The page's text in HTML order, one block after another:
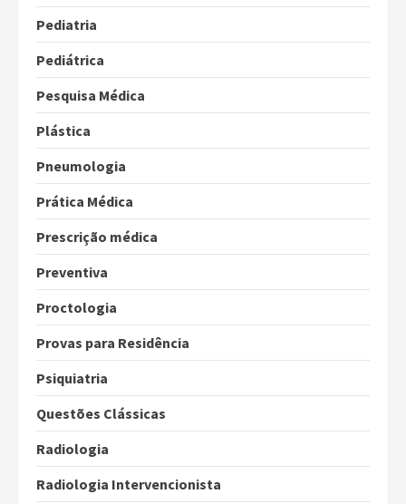
Pediatria
Pediátrica
Pesquisa Médica
Plástica
Pneumologia
Prática Médica
Prescrição médica
Preventiva
Proctologia
Provas para Residência
Psiquiatria
Questões Clássicas
Radiologia
Radiologia Intervencionista